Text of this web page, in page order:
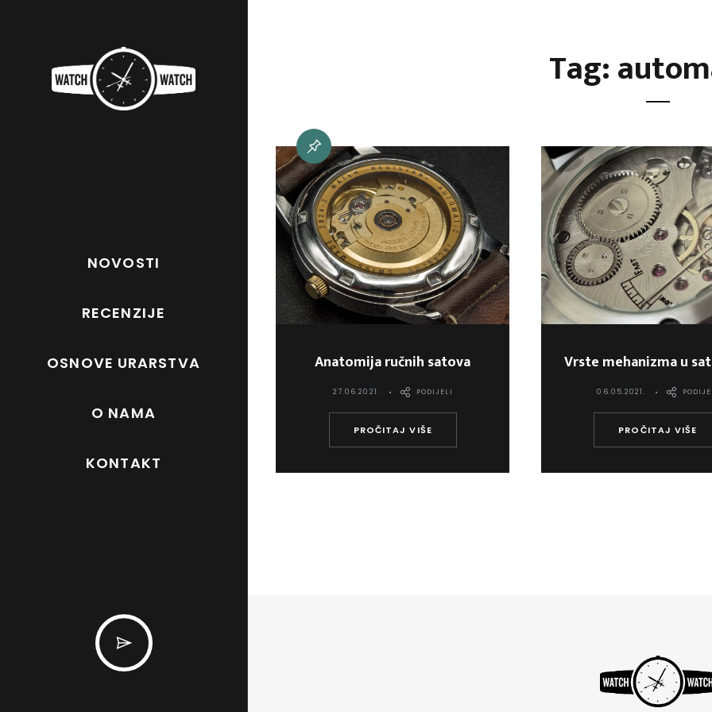
NOVOSTI
RECENZIJE
OSNOVE URARSTVA
O NAMA
KONTAKT
Tag:
Anatomija ručnih satova
27.06.2021.
PROČITAJ VIŠE
PODIJELI
Vrste mehanizma u
06.05.2021.
PROČITAJ VIŠE